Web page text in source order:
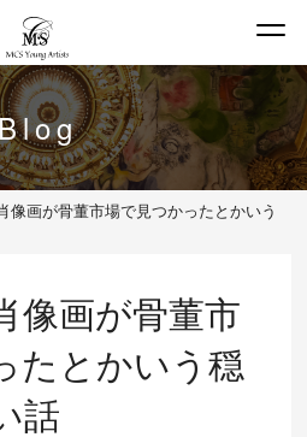
像画が骨董市場で見つかったとかいう
像画が骨董市
たとかいう穏
話